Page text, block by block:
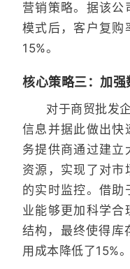
营销策略。据该公
模式后，客户复购
15%。
核心策略三：加
对于商贸批发
信息并据此做出快
务提供商通过建立
资源，实现了对市
的实时监控。借助
业能够更加科学合
结构，最终使得库
用成本降低了15%。